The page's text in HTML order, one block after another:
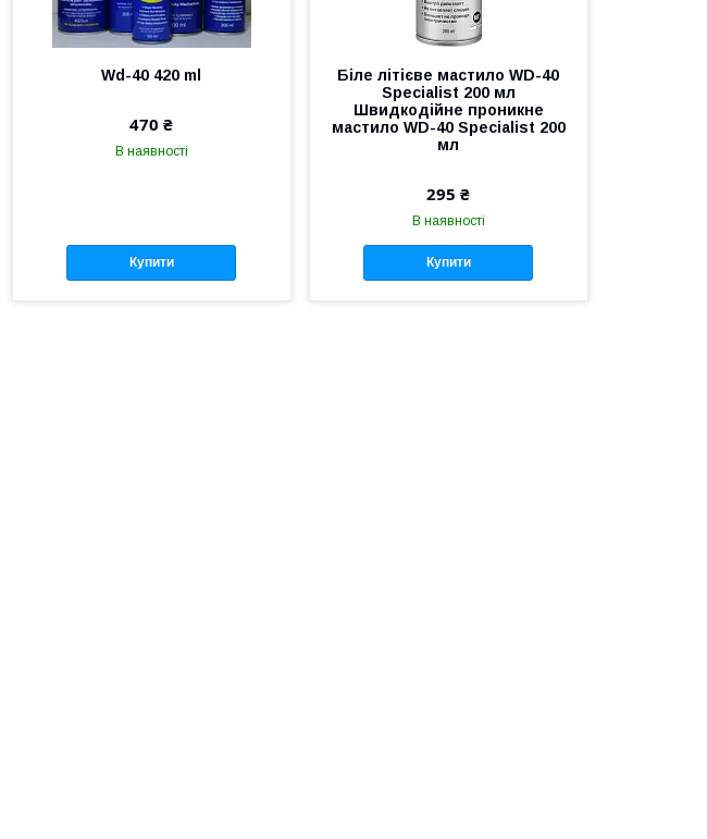
Wd-40 420 ml
470 ₴
В наявності
Купити
Біле літієве мастило WD-40
Specialist 200 мл
Швидкодійне проникне
мастило WD-40 Specialist 200
мл
295 ₴
В наявності
Купити